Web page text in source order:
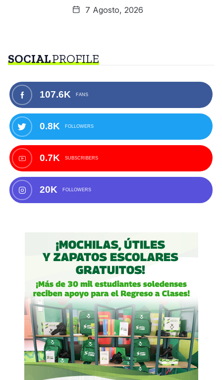
7 Agosto, 2026
SOCIALPROFILE
107.6K FANS
0.8K FOLLOWERS
0.7K SUBSCRIBERS
20K FOLLOWERS